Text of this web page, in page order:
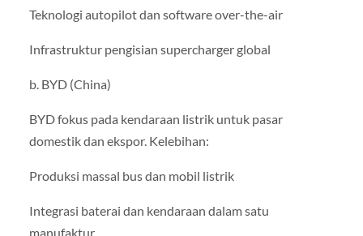
Teknologi autopilot dan software over-the-air
Infrastruktur pengisian supercharger global
b. BYD (China)
BYD fokus pada kendaraan listrik untuk pasar
domestik dan ekspor. Kelebihan:
Produksi massal bus dan mobil listrik
Integrasi baterai dan kendaraan dalam satu
manufaktur